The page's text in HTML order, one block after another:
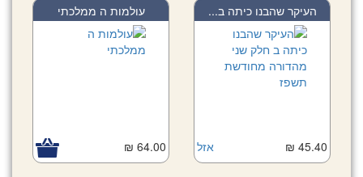
העיקר שהבנו כיתה ב...
אזל 45.40 ₪
עולמות ה ממלכתי
64.00 ₪